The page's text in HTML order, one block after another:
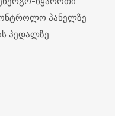
პანელზე
პედალზე